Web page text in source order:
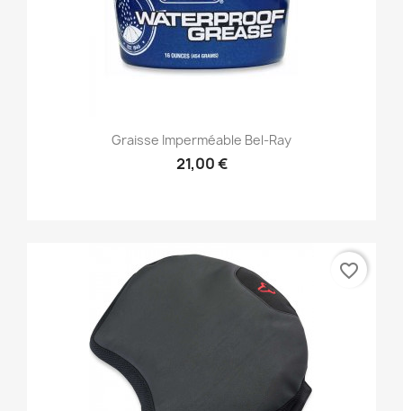
Graisse Imperméable Bel-Ray
21,00 €
favorite_border